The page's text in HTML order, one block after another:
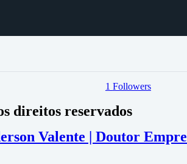
1 Followers
direitos reservados
Valente | Doutor